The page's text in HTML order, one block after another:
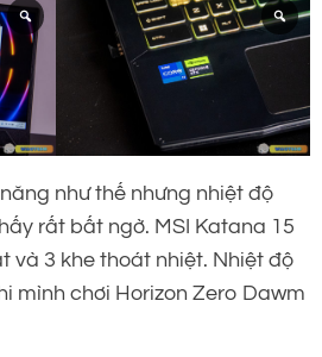
như thế nhưng nhiệt độ
rất bất ngờ. MSI Katana 15
và 3 khe thoát nhiệt. Nhiệt độ
mình chơi Horizon Zero Dawm